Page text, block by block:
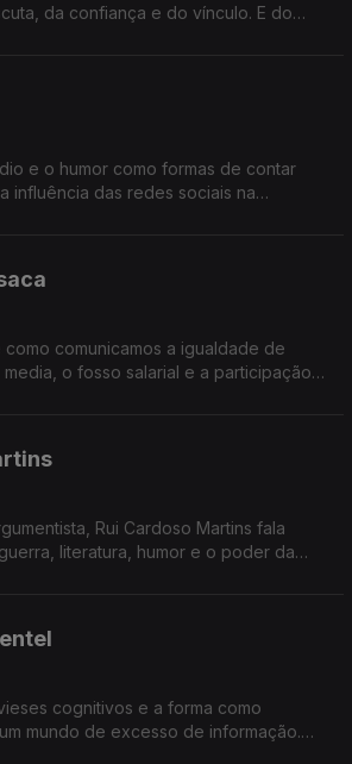
da confiança e do vínculo. E do
e o humor como formas de contar
influência das redes sociais na
comunicamos a igualdade de
o fosso salarial e a participação
Rui Cardoso Martins fala
literatura, humor e o poder da
cognitivos e a forma como
mundo de excesso de informação.